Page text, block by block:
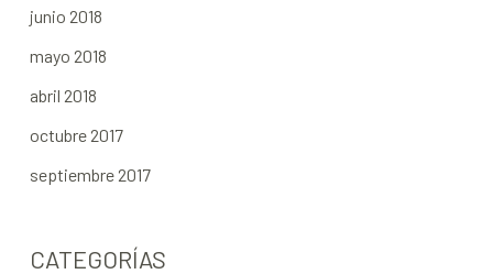
junio 2018
mayo 2018
abril 2018
octubre 2017
septiembre 2017
CATEGORÍAS